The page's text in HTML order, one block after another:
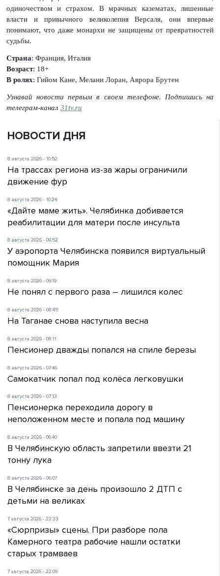
одиночеством и страхом. В мрачных казематах, лишенные
власти и привычного великолепия Версаля, они впервые
понимают, что даже монархи не защищены от превратностей
судьбы.
Страна: Франция, Италия
Возраст: 18+
В ролях: Гийом Кане, Мелани Лоран, Аврора Брутен
Узнавай новости первым в своем телефоне. Подпишись на
телеграм-канал 31tv.ru
НОВОСТИ ДНЯ
8 августа 2026 - 10:52
На трассах региона из-за жары ограничили
движение фур
8 августа 2026 - 10:24
«Дайте маме жить». Челябинка добивается
реабилитации для матери после инсульта
8 августа 2026 - 09:52
У аэропорта Челябинска появился виртуальный
помощник Мария
8 августа 2026 - 09:19
Не понял с первого раза – лишился колес
8 августа 2026 - 08:45
На Таганае снова наступила весна
8 августа 2026 - 08:11
Пенсионер дважды попался на спиле березы
8 августа 2026 - 07:46
Самокатчик попал под колёса легковушки
8 августа 2026 - 07:13
Пенсионерка переходила дорогу в
неположенном месте и попала под машину
8 августа 2026 - 06:40
В Челябинскую область запретили ввезти 21
тонну лука
8 августа 2026 - 06:07
В Челябинске за день произошло 2 ДТП с
детьми на великах
7 августа 2026 - 22:33
«Сюрпризы» сцены. При разборе пола
Камерного театра рабочие нашли остатки
старых трамваев
7 августа 2026 - 22:09